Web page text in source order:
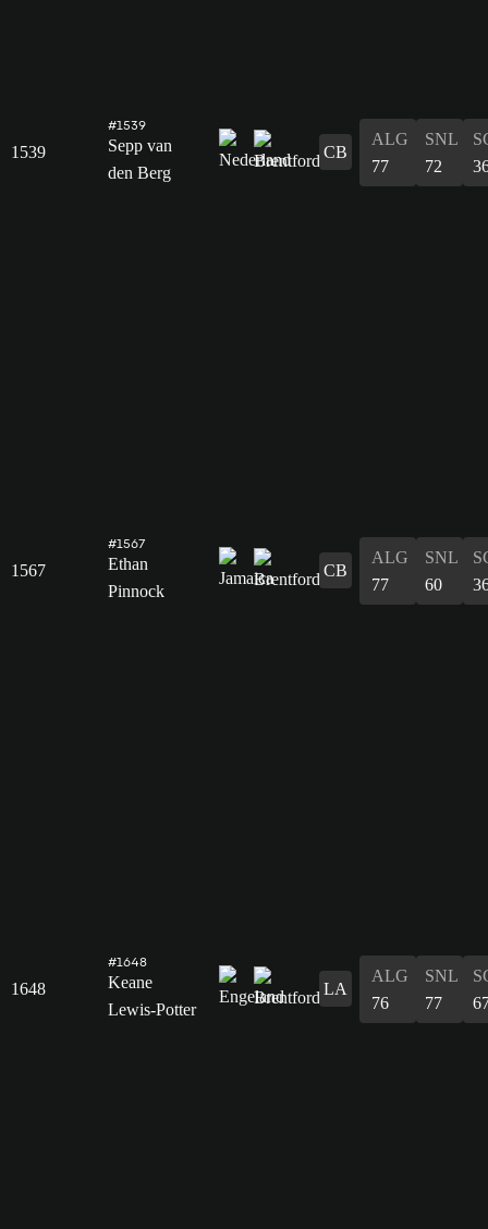
1539
#1539
Sepp van
den Berg
CB
ALG
77
SNL
72
1567
#1567
Ethan
Pinnock
CB
ALG
77
SNL
60
1648
#1648
Keane
Lewis-Potter
LA
ALG
76
SNL
77